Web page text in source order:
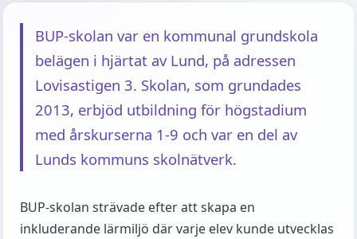
BUP-skolan var en kommunal grundskola
belägen i hjärtat av Lund, på adressen
Lovisastigen 3. Skolan, som grundades
2013, erbjöd utbildning för högstadium
med årskurserna 1-9 och var en del av
Lunds kommuns skolnätverk.
BUP-skolan strävade efter att skapa en
inkluderande lärmiljö där varje elev kunde utvecklas